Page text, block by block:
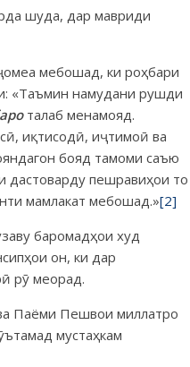
шуда, дар мавриди
мебошад, ки роҳбари
«Таъмин намудани рушди
талаб менамояд.
иқтисодӣ, иҷтимоӣ ва
бояд тамоми саъю
дастоварду пешравиҳои то
мамлакат мебошад.»[2]
баромадҳои худ
он, ки дар
рӯ меорад.
Паёми Пешвои миллатро
мустаҳкам